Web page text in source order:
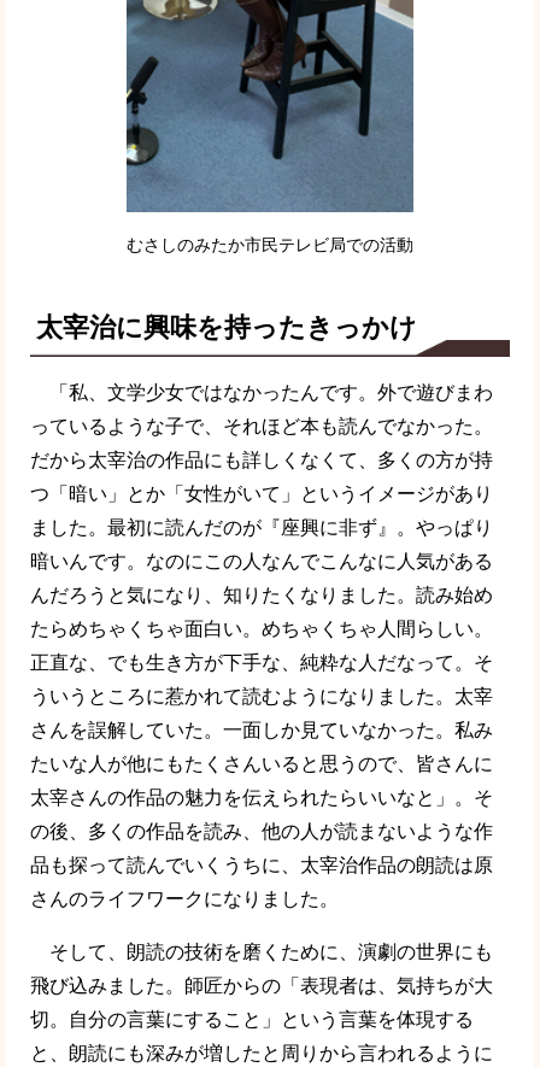
むさしのみたか市民テレビ局での活動
太宰治に興味を持ったきっかけ
「私、文学少女ではなかったんです。外で遊びまわ
っているような子で、それほど本も読んでなかった。
だから太宰治の作品にも詳しくなくて、多くの方が持
つ「暗い」とか「女性がいて」というイメージがあり
ました。最初に読んだのが『座興に非ず』。やっぱり
暗いんです。なのにこの人なんでこんなに人気がある
んだろうと気になり、知りたくなりました。読み始め
たらめちゃくちゃ面白い。めちゃくちゃ人間らしい。
正直な、でも生き方が下手な、純粋な人だなって。そ
ういうところに惹かれて読むようになりました。太宰
さんを誤解していた。一面しか見ていなかった。私み
たいな人が他にもたくさんいると思うので、皆さんに
太宰さんの作品の魅力を伝えられたらいいなと」。そ
の後、多くの作品を読み、他の人が読まないような作
品も探って読んでいくうちに、太宰治作品の朗読は原
さんのライフワークになりました。
そして、朗読の技術を磨くために、演劇の世界にも
飛び込みました。師匠からの「表現者は、気持ちが大
切。自分の言葉にすること」という言葉を体現する
と、朗読にも深みが増したと周りから言われるように